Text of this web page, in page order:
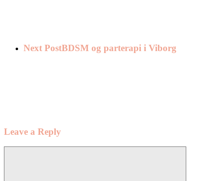
Next PostBDSM og parterapi i Viborg
Leave a Reply